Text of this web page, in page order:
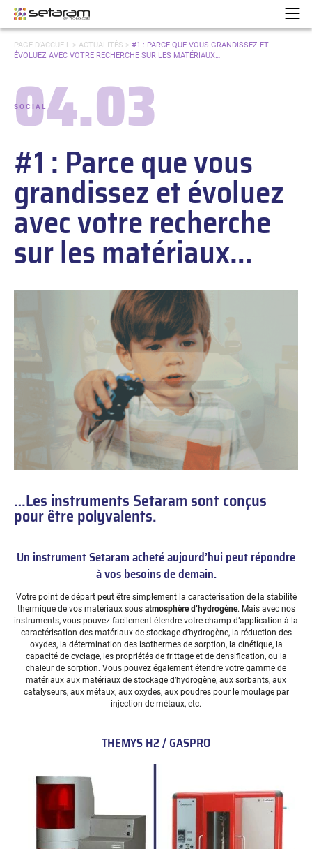
Aller au contenu
VOUS
ÊTES
PAGE D'ACCUEIL> ACTUALITÉS > #1 : PARCE QUE VOUS GRANDISSEZ ET
ÉVOLUEZ AVEC VOTRE RECHERCHE SUR LES MATÉRIAUX…
#1 : Parce que vous
grandissez et évoluez
avec votre recherche
sur les matériaux…
Date :
04.03
SOCIAL
…Les instruments Setaram sont conçus
pour être polyvalents.
Un instrument Setaram acheté aujourd’hui peut répondre
à vos besoins de demain.
Votre point de départ peut être simplement la caractérisation de la stabilité
thermique de vos matériaux sous atmosphère d’hydrogène. Mais avec nos
instruments, vous pouvez facilement étendre votre champ d’application à la
caractérisation des matériaux de stockage d’hydrogène, la réduction des
oxydes, la détermination des isothermes de sorption, la cinétique, la
capacité de cyclage, les propriétés de frittage et de densification, ou la
chaleur de sorption. Vous pouvez également étendre votre gamme de
matériaux aux matériaux de stockage d’hydrogène, aux sorbants, aux
catalyseurs, aux métaux, aux oxydes, aux poudres pour le moulage par
injection de métaux, etc.
THEMYS H2 / GASPRO
Panneau de gestion des cookies